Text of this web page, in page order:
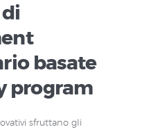
basate
program
sfruttano gli